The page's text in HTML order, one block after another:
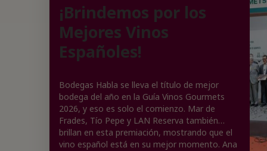
¡Brindemos por los
Mejores Vinos
Españoles!
Bodegas Habla se lleva el título de mejor
bodega del año en la Guía Vinos Gourmets
2026, y eso es solo el comienzo. Mar de
Frades, Tío Pepe y LAN Reserva también
brillan en esta premiación, mostrando que el
vino español está en su mejor momento. Ana